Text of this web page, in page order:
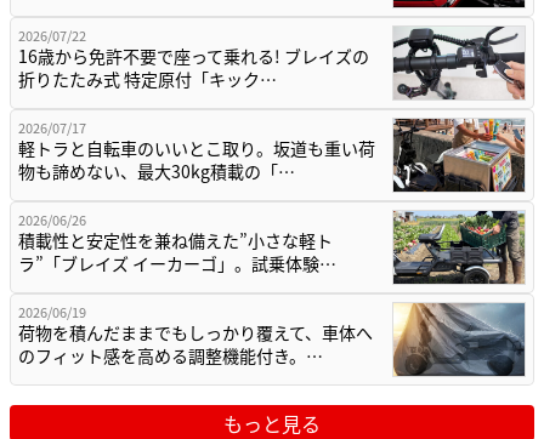
2026/07/22
16歳から免許不要で座って乗れる! ブレイズの
折りたたみ式 特定原付「キック…
2026/07/17
軽トラと自転車のいいとこ取り。坂道も重い荷
物も諦めない、最大30kg積載の「…
2026/06/26
積載性と安定性を兼ね備えた”小さな軽ト
ラ”「ブレイズ イーカーゴ」。試乗体験…
2026/06/19
荷物を積んだままでもしっかり覆えて、車体へ
のフィット感を高める調整機能付き。…
もっと見る